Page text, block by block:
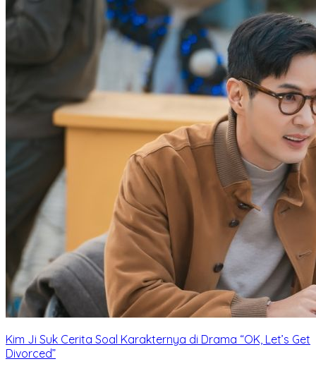
Kim Ji Suk Cerita Soal Karakternya di Drama “OK, Let’s Get
Divorced”